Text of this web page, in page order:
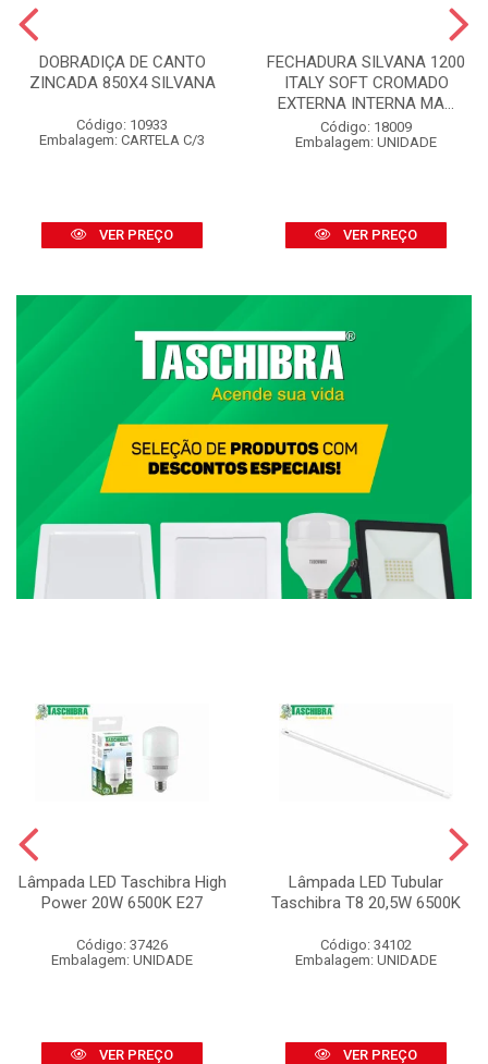
DOBRADIÇA DE CANTO
ZINCADA 850X4 SILVANA
Código: 10933
Embalagem: CARTELA C/3
VER PREÇO
FECHADURA SILVANA 1200
ITALY SOFT CROMADO
EXTERNA INTERNA MA...
Código: 18009
Embalagem: UNIDADE
VER PREÇO
Lâmpada LED Taschibra High
Power 20W 6500K E27
Código: 37426
Embalagem: UNIDADE
VER PREÇO
Lâmpada LED Tubular
Taschibra T8 20,5W 6500K
Código: 34102
Embalagem: UNIDADE
VER PREÇO